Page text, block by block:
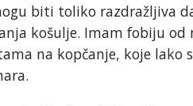
biti toliko razdražljiva
košulje. Imam fobiju od
na kopčanje, koje lako